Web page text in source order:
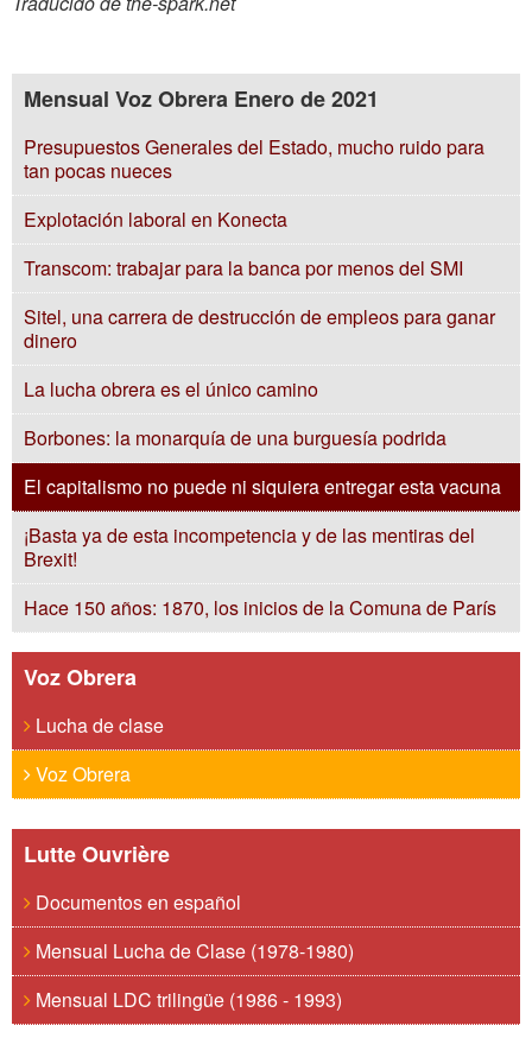
Mensual Voz Obrera Enero de 2021
Presupuestos Generales del Estado, mucho ruido para
tan pocas nueces
Explotación laboral en Konecta
Transcom: trabajar para la banca por menos del SMI
Sitel, una carrera de destrucción de empleos para ganar
dinero
La lucha obrera es el único camino
Borbones: la monarquía de una burguesía podrida
El capitalismo no puede ni siquiera entregar esta vacuna
¡Basta ya de esta incompetencia y de las mentiras del
Brexit!
Hace 150 años: 1870, los inicios de la Comuna de París
Voz Obrera
Lucha de clase
Voz Obrera
Lutte Ouvrière
Documentos en español
Mensual Lucha de Clase (1978-1980)
Mensual LDC trilingüe (1986 - 1993)